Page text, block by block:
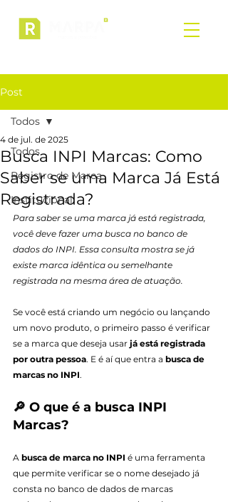
Post
Todos
Registro de Marca
Institucional
Todos
Busca INPI Marcas: Como
Saber se uma Marca Já Está
Registrada?
4 de jul. de 2025
Para saber se uma marca já está registrada,
você deve fazer uma busca no banco de
dados do INPI. Essa consulta mostra se já
existe marca idêntica ou semelhante
registrada na mesma área de atuação.
Se você está criando um negócio ou lançando
um novo produto, o primeiro passo é verificar
se a marca que deseja usar já está registrada
por outra pessoa. E é aí que entra a busca de
marcas no INPI.
🔎 O que é a busca INPI
Marcas?
A busca de marca no INPI é uma ferramenta
que permite verificar se o nome desejado já
consta no banco de dados de marcas